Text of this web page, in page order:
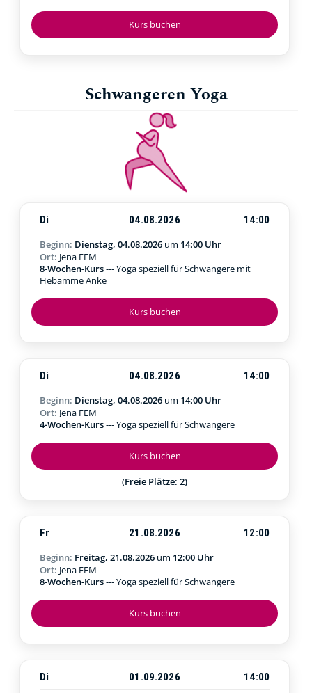
Kurs buchen
Schwangeren Yoga
Kurs buchen
Di 04.08.2026
14:00
Beginn: Dienstag, 04.08.2026 um 14:00 Uhr
Ort: Jena FEM
8-Wochen-Kurs--- Yoga speziell für Schwangere mit
Hebamme Anke
Kurs buchen
(Freie Plätze: 2)
Di 04.08.2026
14:00
Beginn: Dienstag, 04.08.2026 um 14:00 Uhr
Ort: Jena FEM
4-Wochen-Kurs--- Yoga speziell für Schwangere
Kurs buchen
Fr 21.08.2026
12:00
Beginn: Freitag, 21.08.2026 um 12:00 Uhr
Ort: Jena FEM
8-Wochen-Kurs--- Yoga speziell für Schwangere
Di 01.09.2026
14:00